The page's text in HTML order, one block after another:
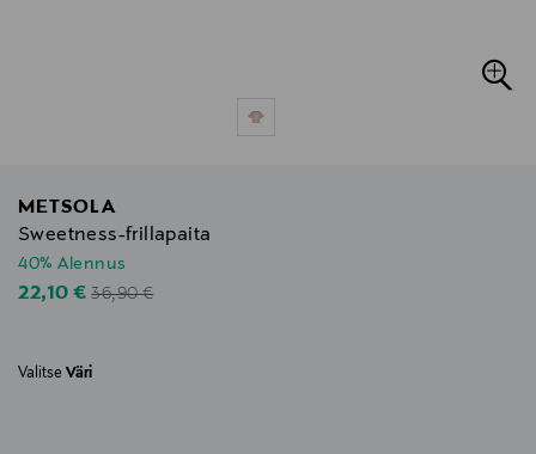
METSOLA
Sweetness-frillapaita
40% Alennus
Discounted Price
22,10 €Original Price
36,90 €
Valitse Väri